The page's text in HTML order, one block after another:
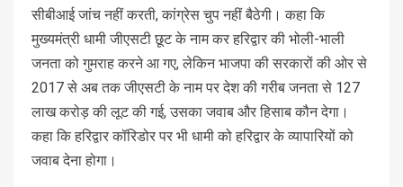
सीबीआई जांच नहीं करती, कांग्रेस चुप नहीं बैठेगी। कहा कि
मुख्यमंत्री धामी जीएसटी छूट के नाम कर हरिद्वार की भोली-भाली
जनता को गुमराह करने आ गए, लेकिन भाजपा की सरकारों की ओर से
2017 से अब तक जीएसटी के नाम पर देश की गरीब जनता से 127
लाख करोड़ की लूट की गई, उसका जवाब और हिसाब कौन देगा।
कहा कि हरिद्वार कॉरिडोर पर भी धामी को हरिद्वार के व्यापारियों को
जवाब देना होगा।